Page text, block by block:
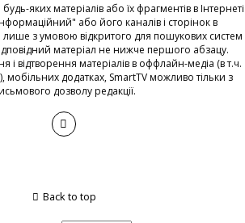
яких матеріалів або їх фрагментів в Інтернеті
або його каналів і сторінок в
з умовою відкритого для пошукових систем
матеріал не нижче першого абзацу.
і відтворення матеріалів в оффлайн-медіа (в т.ч.
мобільних додатках, SmartTV можливо тільки з
дозволу редакції.
Back to top